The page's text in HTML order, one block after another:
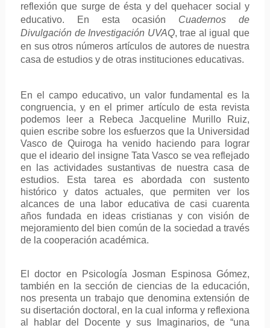
reflexión que surge de ésta y del quehacer social y
educativo. En esta ocasión Cuadernos de
Divulgación de Investigación UVAQ, trae al igual que
en sus otros números artículos de autores de nuestra
casa de estudios y de otras instituciones educativas.
En el campo educativo, un valor fundamental es la
congruencia, y en el primer artículo de esta revista
podemos leer a Rebeca Jacqueline Murillo Ruiz,
quien escribe sobre los esfuerzos que la Universidad
Vasco de Quiroga ha venido haciendo para lograr
que el ideario del insigne Tata Vasco se vea reflejado
en las actividades sustantivas de nuestra casa de
estudios. Esta tarea es abordada con sustento
histórico y datos actuales, que permiten ver los
alcances de una labor educativa de casi cuarenta
años fundada en ideas cristianas y con visión de
mejoramiento del bien común de la sociedad a través
de la cooperación académica.
El doctor en Psicología Josman Espinosa Gómez,
también en la sección de ciencias de la educación,
nos presenta un trabajo que denomina extensión de
su disertación doctoral, en la cual informa y reflexiona
al hablar del Docente y sus Imaginarios, de “una